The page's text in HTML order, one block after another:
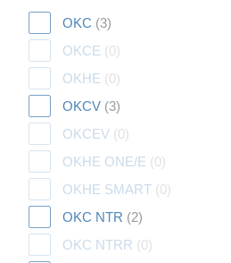
OKC (3)
OKCE (0)
OKHE (0)
OKCV (3)
OKCEV (0)
OKHE ONE/E (0)
OKHE SMART (0)
OKC NTR (2)
OKC NTRR (0)